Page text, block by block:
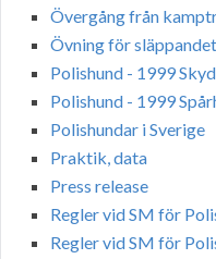
Övergång från
Övning för släppandet
Polishund - 1999
Polishund - 1999
Polishundar i Sverige
Praktik, data
Press release
Regler vid SM för
Regler vid SM för